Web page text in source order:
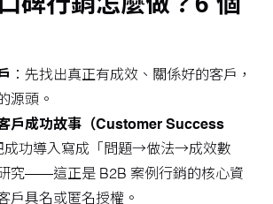
碑行銷怎麼做？6 個
：先找出真正有成效、關係好的客戶，
源頭。
戶成功故事（Customer Success
成功導入寫成「問題→做法→成效數
究——這正是 B2B 案例行銷的核心資
戶具名或匿名授權。